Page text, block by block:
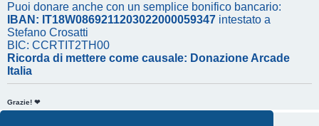
Puoi donare anche con un semplice bonifico bancario:
IBAN: IT18W0869211203022000059347 intestato a
Stefano Crosatti
BIC: CCRTIT2TH00
Ricorda di mettere come causale: Donazione Arcade
Italia
Grazie! ❤